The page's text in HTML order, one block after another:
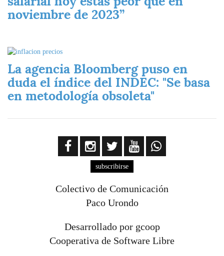
noviembre de 2023”
Imagen
La agencia Bloomberg puso en
duda el índice del INDEC: "Se basa
en metodología obsoleta"
subscribirse
Colectivo de Comunicación
Paco Urondo
Desarrollado por gcoop
Cooperativa de Software Libre